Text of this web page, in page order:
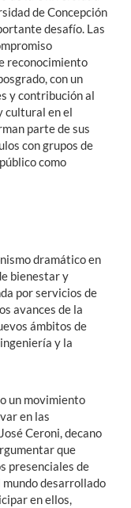
de Concepción
desafío. Las
reconocimiento
con un
y contribución al
cultural en el
parte de sus
con grupos de
como
dramático en
bienestar y
por servicios de
avances de la
ámbitos de
y la
un movimiento
en las
Ceroni, decano
que
presenciales de
desarrollado
en ellos,